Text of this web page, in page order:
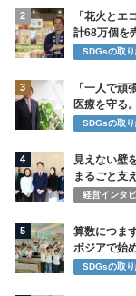
2
「花火と
計68万個を
SDGsの取
3
「一人で頑
医療を守る
SDGsの取
4
見えない壁
まるごと支
経営インタ
5
算数につま
ボジアで始
SDGsの取